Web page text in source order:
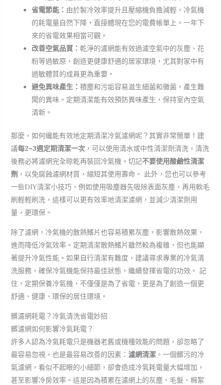
省電節能： 由於製冷效率提升且壓縮機負擔減輕，冷氣機
的耗電量自然下降，直接體現在您的電費帳單上。一年下
來的省電效果相當可觀。
改善空氣品質： 乾淨的濾網能有效過濾空氣中的灰塵、花
粉等過敏原，創造更健康舒適的居家環境，尤其對家中有
過敏體質的成員更為重要。
避免異味產生： 積塵和污垢容易滋生細菌和黴菌，產生難
聞的異味。定期清潔能有效預防異味產生，保持室內空氣
清新。
那麼，如何纔能有效地定期清潔冷氣濾網呢？其實非常簡單！建
議每2~3週定期清潔一次，可以使用清水或中性清潔劑清洗，清洗
後務必將濾網完全晾乾再裝回冷氣機。切記不要使用酸鹼性清潔
劑 ，以免腐蝕濾網材質，縮短其使用壽命。 此外，您也可以參考
一些DIY清潔小技巧，例如使用吸塵器先吸除表面灰塵，再用軟毛
刷輕輕刷洗，這樣可以更有效率地清潔濾網，並減少清潔劑用
量，更環保。
除了濾網，冷氣機的散熱鰭片也容易積累灰塵，影響散熱效果，
進而降低冷氣效率。定期清潔散熱鰭片雖然較為複雜，但也能顯
著提升冷氣性能。如果自行清潔有難度，建議尋求專業的冷氣清
洗服務，確保冷氣機能保持最佳狀態，繼續發揮省電的功效。 記
住，定期保養冷氣機，不僅僅是為了省電，更是為了創造一個更
舒適、健康、環保的居住環境。
髒濾網耗電？冷氣清洗省電妙招
髒濾網如何影響冷氣耗電？
許多人認為冷氣耗電只是機器老舊或機種效能的問題，卻忽略了
最容易忽視，也是最容易改善的因素： 濾網清潔。一個髒污的冷
氣濾網，看似不起眼的小細節，卻會造成冷氣耗電量大幅增加，
甚至影響冷房效率。這是因為積累在濾網上的灰塵、毛髮、棉絮